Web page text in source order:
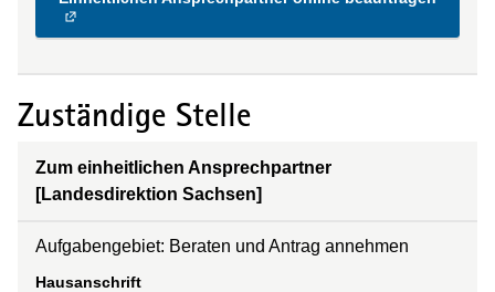
Zuständige Stelle
Zum einheitlichen Ansprechpartner
[Landesdirektion Sachsen]
Aufgabengebiet: Beraten und Antrag annehmen
Hausanschrift